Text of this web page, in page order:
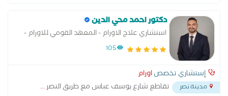
دكتور احمد محي الدين
استشاري علاج الاورام - المعهد القومي للاورام -
جامعه القاهره 105
إستشاري تخصصاورام
مدينة نصر تقاطع شارع يوسف عباس مع طريق النصر...